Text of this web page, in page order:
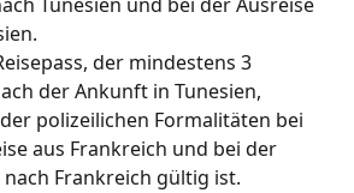
der mindestens 3
der Ankunft in Tunesien,
polizeilichen Formalitäten bei
aus Frankreich und bei der
nach Frankreich gültig ist.